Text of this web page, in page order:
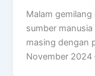
Malam
sumber
masing dengan
November 2024